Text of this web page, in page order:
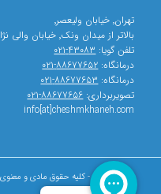
تهران٬ خیابان ولیعصر٬
بالاتر از میدان ونک٬ خیابان والی نژاد٬ پلاک ۲۶
تلفن گویا: ۴۳۰۸۳-۰۲۱
درمانگاه: ۸۸۶۷۷۶۵۲-۰۲۱
درمانگاه: ۸۸۶۷۷۶۵۳-۰۲۱
تصویربرداری: ۸۸۶۷۷۶۵۶-۰۲۱
info[at]cheshmkhaneh.com
© کپی رایت - کلیه حقوق مادی و